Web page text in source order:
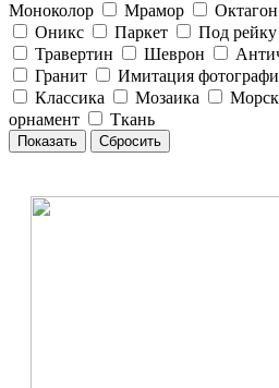
Моноколор
Мрамор
Октагон
Оникс
Паркет Под рейку
Травертин
Шеврон
Гранит
Имитация
Классика
Мозаика
орнамент
Ткань